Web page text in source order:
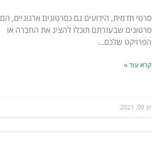
סרטי תדמית, הידועים גם כסרטונים ארגוניים, הם
סרטונים שבעזרתם תוכלו להציג את החברה או
הפרויקט שלכם...
קרא עוד »
יונ 09, 2021